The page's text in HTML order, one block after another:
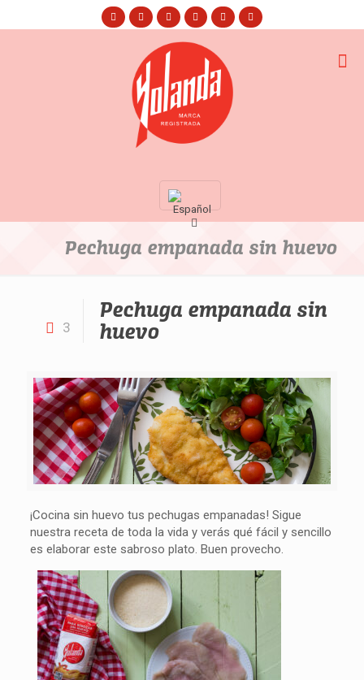
Pechuga empanada sin huevo
3
Pechuga empanada sin
huevo
¡Cocina sin huevo tus pechugas empanadas! Sigue
nuestra receta de toda la vida y verás qué fácil y sencillo
es elaborar este sabroso plato. Buen provecho.